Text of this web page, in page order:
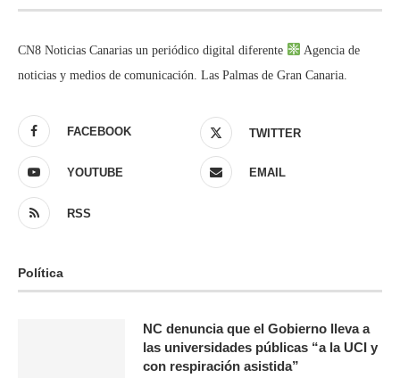
CN8 Noticias Canarias un periódico digital diferente
Agencia de
noticias y medios de comunicación. Las Palmas de Gran Canaria.
FACEBOOK TWITTER
YOUTUBE EMAIL
RSS
Política
NC denuncia que el Gobierno lleva a
las universidades públicas “a la UCI y
con respiración asistida”